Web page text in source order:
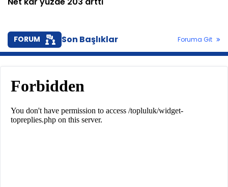
FORUM Son Başlıklar Foruma Git